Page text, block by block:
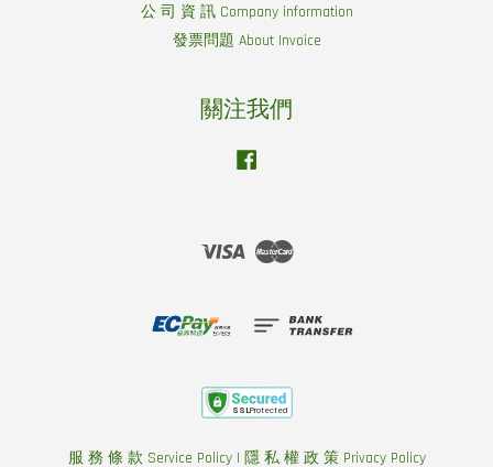
公 司 資 訊 Company information
發票問題 About Invoice
關注我們
Visa Master
服 務 條 款 Service Policy| 隱 私 權 政 策 Privacy Policy